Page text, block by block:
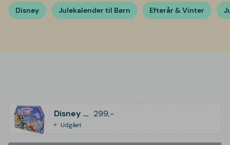
Disney Julekalender til Børn Efterår & Vinter
Disney Ooshies Julekalender
299,-
Udgået